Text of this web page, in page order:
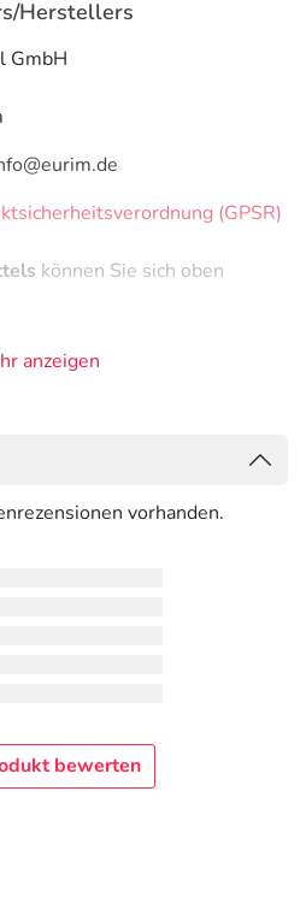
Herstellers
GmbH
(GPSR)
können Sie sich oben
anzeigen
vorhanden.
bewerten